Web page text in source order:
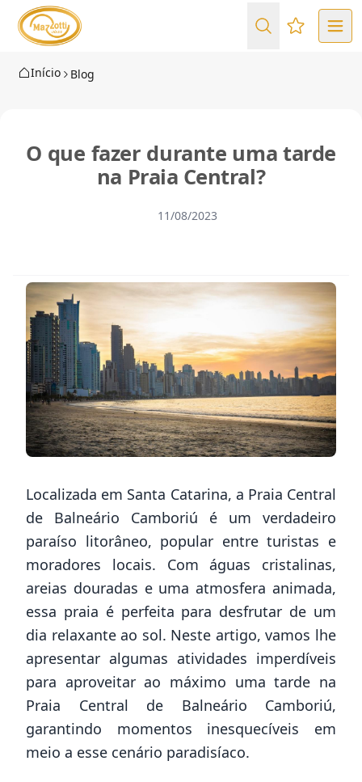
Favoritos
Início Blog
O que fazer durante uma tarde
na Praia Central?
11/08/2023
Localizada em Santa Catarina, a Praia Central
de Balneário Camboriú é um verdadeiro
paraíso litorâneo, popular entre turistas e
moradores locais. Com águas cristalinas,
areias douradas e uma atmosfera animada,
essa praia é perfeita para desfrutar de um
dia relaxante ao sol. Neste artigo, vamos lhe
apresentar algumas atividades imperdíveis
para aproveitar ao máximo uma tarde na
Praia Central de Balneário Camboriú,
garantindo momentos inesquecíveis em
meio a esse cenário paradisíaco.